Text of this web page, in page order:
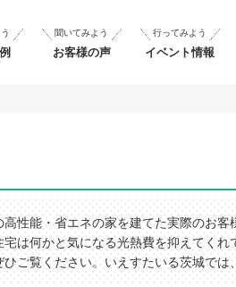
聞いてみよう
お客様の声
行ってみよう
イベント情報
性能・省エネの家を建てた実際のお
は何かと気になる光熱費を抑えてく
ご覧ください。いえすたいる茨城で